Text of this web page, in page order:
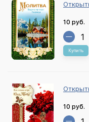
10 руб.
Купить
10 руб.